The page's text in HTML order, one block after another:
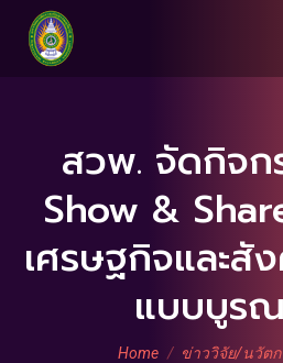
สวพ. จัดกิจก
Show &
เศรษฐกิจและสั
แบบบูรณ
You are here:
Home ข่าววิจัย/นวัต